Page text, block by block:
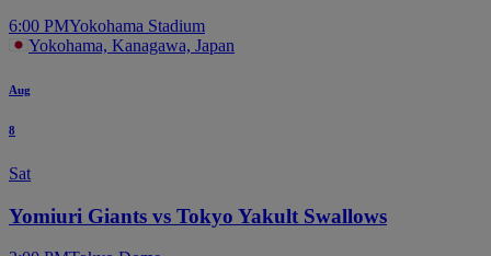
6:00 PMYokohama Stadium
Yokohama, Kanagawa, Japan
Aug
8
Sat
Yomiuri Giants vs Tokyo Yakult Swallows